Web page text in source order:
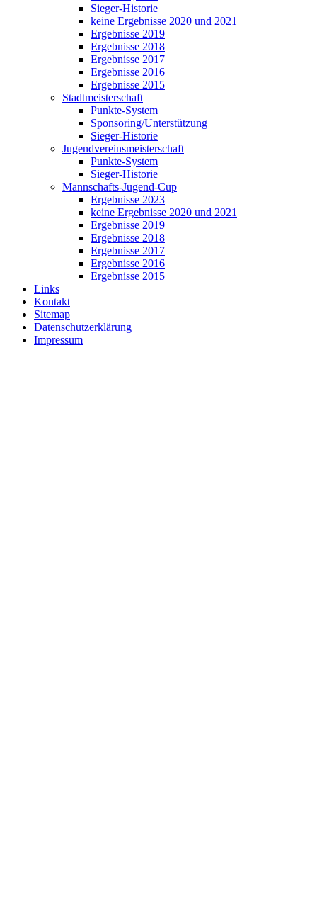
Sieger-Historie
keine Ergebnisse 2020 und 2021
Ergebnisse 2019
Ergebnisse 2018
Ergebnisse 2017
Ergebnisse 2016
Ergebnisse 2015
Stadtmeisterschaft
Punkte-System
Sponsoring/Unterstützung
Sieger-Historie
Jugendvereinsmeisterschaft
Punkte-System
Sieger-Historie
Mannschafts-Jugend-Cup
Ergebnisse 2023
keine Ergebnisse 2020 und 2021
Ergebnisse 2019
Ergebnisse 2018
Ergebnisse 2017
Ergebnisse 2016
Ergebnisse 2015
Links
Kontakt
Sitemap
Datenschutzerklärung
Impressum